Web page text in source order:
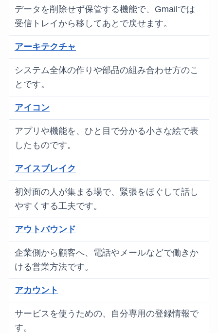
データを削除せず保管する機能で、Gmailでは
受信トレイから移してあとで戻せます。
アーキテクチャ
システム全体の作りや部品の組み合わせ方のこ
とです。
アイコン
アプリや機能を、ひと目で分かる小さな絵で表
したものです。
アイスブレイク
初対面の人が集まる場で、緊張をほぐして話し
やすくする工夫です。
アウトバウンド
企業側から顧客へ、電話やメールなどで働きか
ける営業方法です。
アカウント
サービスを使うための、自分専用の登録情報で
す。